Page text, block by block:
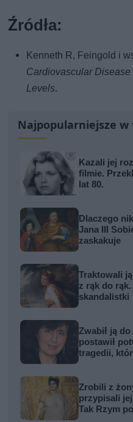
Źródła:
Kenneth R, Feingold i
Cardiovascular
Levels.
Najpopularniejsze
Kazali jej
filmie.
lat 80.
Dlaczego
Jana III
zaskakuje
Traktowali
z rąk do
skandalistki
Zwabił ją
postawił
tragedii,
Zrobili z
przypisali
Tak Rzym